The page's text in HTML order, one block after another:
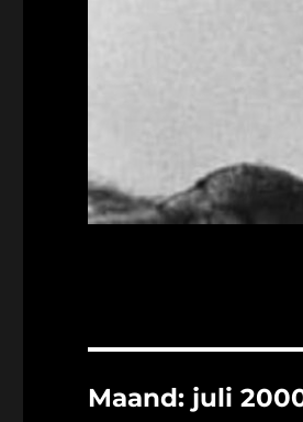
Maand: juli